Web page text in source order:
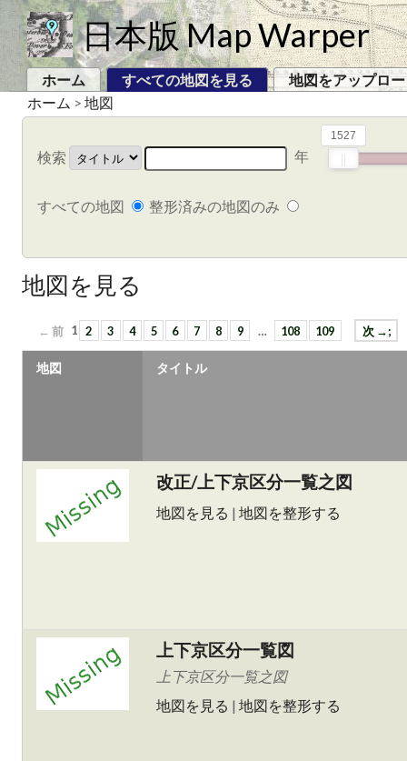
日本版 Map Warper
ホーム すべての地図を見る
地図をアップロ
ホーム > 地図
検索 年
1527
すべての地図 整形済みの地図のみ
地図を見る
← 前 1 2 3 4 5 6 7 8 9 … 108 109 次 →;
地図 タイトル
改正/上下京区分一覧之図
地図を見る | 地図を整形する
上下京区分一覧図
上下京区分一覧之図
地図を見る | 地図を整形する